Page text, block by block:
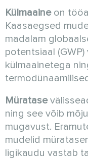
Külmaaineon
Kaasaegsed
madalam
potentsiaal
külmaainetega
Müratase
ning see võib
mugavust.
mudelid
ligikaudu vastab